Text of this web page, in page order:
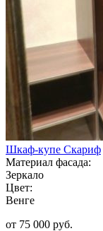
Шкаф-купе Скариф
Материал фасада:
Зеркало
Цвет:
Венге
от 75 000 руб.